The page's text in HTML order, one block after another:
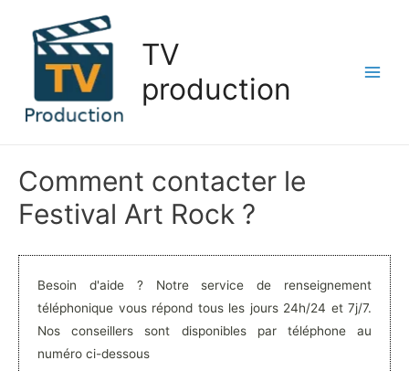
contenu
TV
production
Comment contacter le
Festival Art Rock ?
Besoin d'aide ? Notre service de renseignement
téléphonique vous répond tous les jours 24h/24 et 7j/7.
Nos conseillers sont disponibles par téléphone au
numéro ci-dessous